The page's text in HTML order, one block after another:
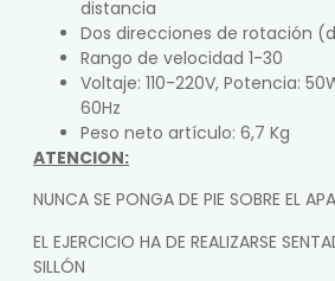
distancia
Dos direcciones de rotación
Rango de velocidad 1-30
Voltaje: 110-220V, Potencia:
60Hz
Peso neto artículo: 6,7 Kg
ATENCION:
NUNCA SE PONGA DE PIE SOBRE EL
EL EJERCICIO HA DE REALIZARSE
SILLÓN